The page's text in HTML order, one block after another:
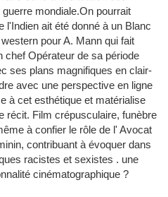
mondiale.On pourrait
l'Indien ait été donné à un Blanc
pour A. Mann qui fait
chef Opérateur de sa période
ses plans magnifiques en clair-
avec une perspective en ligne
à cet esthétique et matérialise
récit. Film crépusculaire, funèbre
à confier le rôle de l' Avocat
contribuant à évoquer dans
racistes et sexistes . une
cinématographique ?